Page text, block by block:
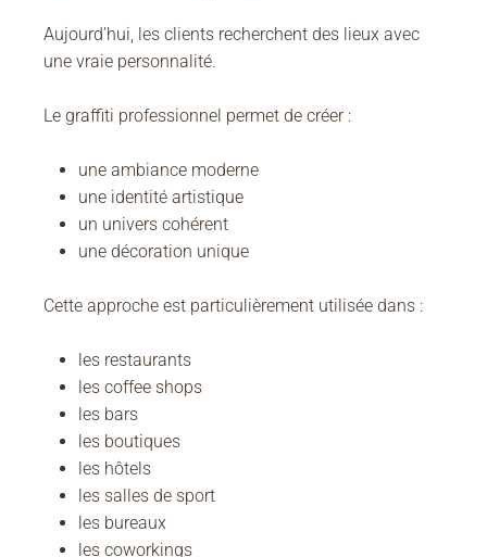
Aujourd’hui, les clients recherchent des lieux avec
une vraie personnalité.
Le graffiti professionnel permet de créer :
une ambiance moderne
une identité artistique
un univers cohérent
une décoration unique
Cette approche est particulièrement utilisée dans :
les restaurants
les coffee shops
les bars
les boutiques
les hôtels
les salles de sport
les bureaux
les coworkings